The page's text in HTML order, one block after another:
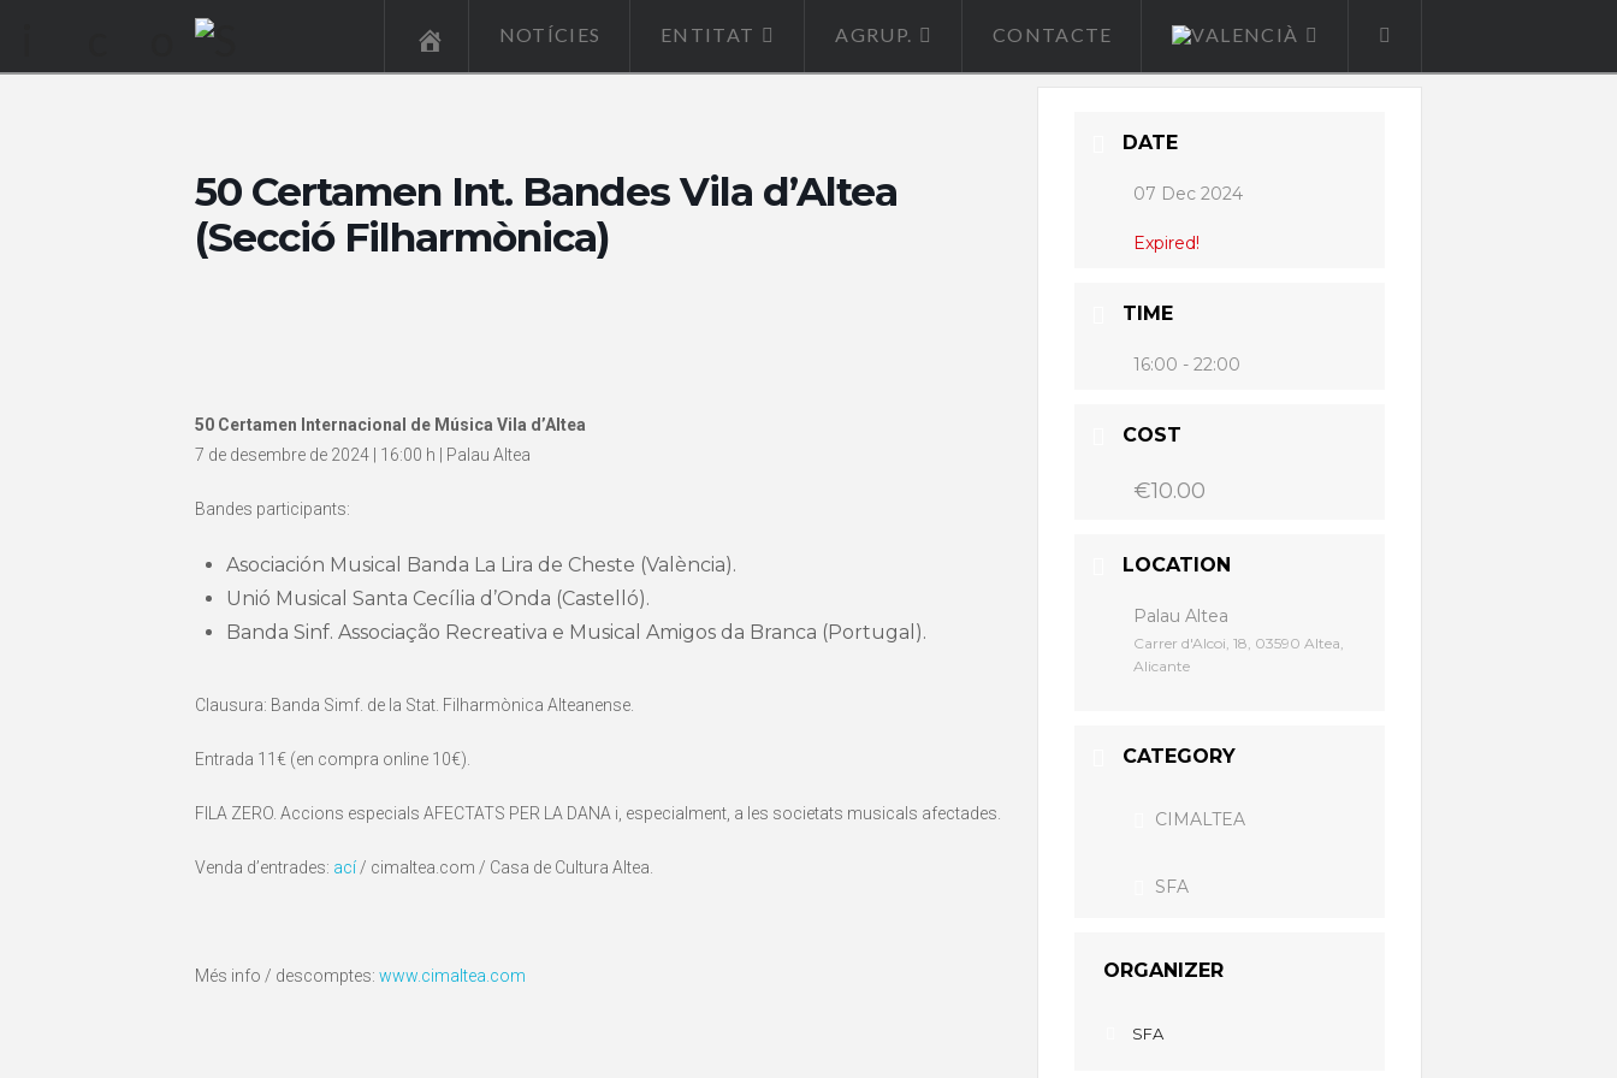
NOTÍCIES ENTITAT AGRUP. CONTACTE
50 Certamen Int. Bandes Vila d’Altea
(Secció Filharmònica)
50 Certamen Internacional de Música Vila d’Altea
7 de desembre de 2024 | 16:00 h | Palau Altea
Bandes participants:
Asociación Musical Banda La Lira de Cheste (València).
Unió Musical Santa Cecília d’Onda (Castelló).
Banda Sinf. Associação Recreativa e Musical Amigos da Branca (Portugal).
Clausura: Banda Simf. de la Stat. Filharmònica Alteanense.
Entrada 11€ (en compra online 10€).
FILA ZERO. Accions especials AFECTATS PER LA DANA i, especialment, a les societats musicals afectades.
Venda d’entrades: ací/ cimaltea.com / Casa de Cultura Altea.
Més info / descomptes: www.cimaltea.com
DATE
07 Dec 2024
Expired!
TIME
16:00 - 22:00
COST
€10.00
LOCATION
Palau Altea
Carrer d'Alcoi, 18, 03590 Altea,
Alicante
CATEGORY
CIMALTEA
SFA
ORGANIZER
SFA